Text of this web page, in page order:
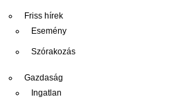
Friss hírek
Esemény
Szórakozás
Gazdaság
Ingatlan